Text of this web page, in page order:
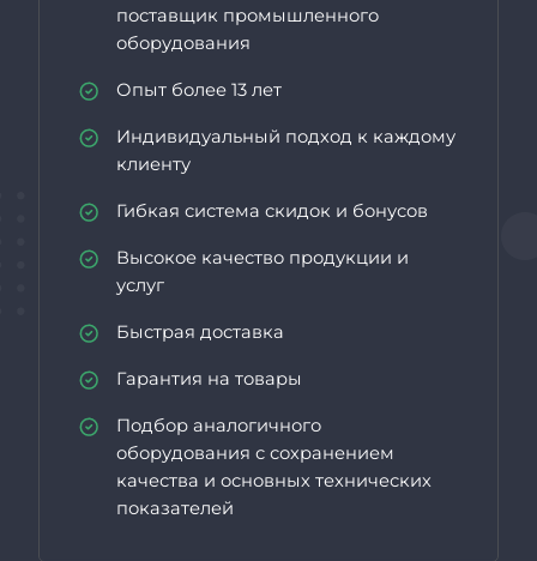
поставщик промышленного
оборудования
Опыт более 13 лет
Индивидуальный подход к каждому
клиенту
Гибкая система скидок и бонусов
Высокое качество продукции и
услуг
Быстрая доставка
Гарантия на товары
Подбор аналогичного
оборудования с сохранением
качества и основных технических
показателей